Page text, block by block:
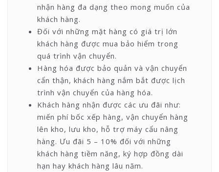
nhận hàng đa dạng theo mong muốn của
khách hàng.
Đối với những mặt hàng có giá trị lớn
khách hàng được mua bảo hiểm trong
quá trình vận chuyển.
Hàng hóa được bảo quản và vận chuyển
cẩn thận, khách hàng nắm bắt được lịch
trình vận chuyển của hàng hóa.
Khách hàng nhận được các ưu đãi như:
miến phí bốc xếp hàng, vận chuyển hàng
lên kho, lưu kho, hỗ trợ máy cẩu nâng
hàng. Ưu đãi 5 – 10% đối với những
khách hàng tiềm năng, ký hợp đồng dài
hạn hay khách hàng lâu năm.